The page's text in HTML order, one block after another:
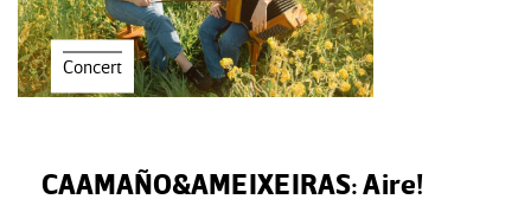
Concert
CAAMAÑO&AMEIXEIRAS: Aire!